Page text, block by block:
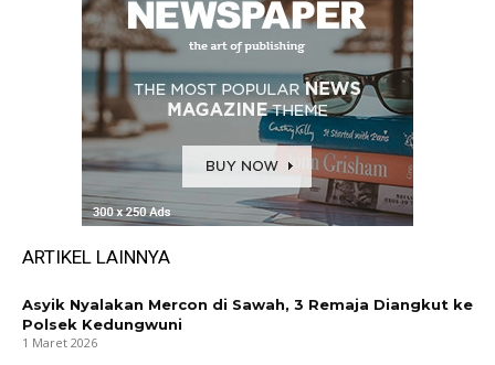
ARTIKEL LAINNYA
Asyik Nyalakan Mercon di Sawah, 3 Remaja Diangkut ke
Polsek Kedungwuni
1 Maret 2026